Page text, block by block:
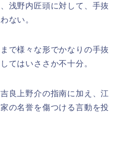
浅野内匠頭に対して、手抜
ない。
で様々な形でかなりの手抜
てはいささか不十分。
良上野介の指南に加え、江
の名誉を傷つける言動を投